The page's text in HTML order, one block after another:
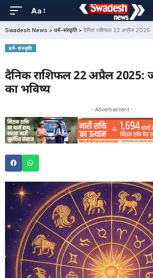
Aa
Swadesh News > धर्म-संस्कृति> दैनिक राशिफल 22 अप्रैल 2025:
धर्म-संस्कृति
दैनिक राशिफल 22 अप्रैल 2025:
का भविष्य
- Advertisement -